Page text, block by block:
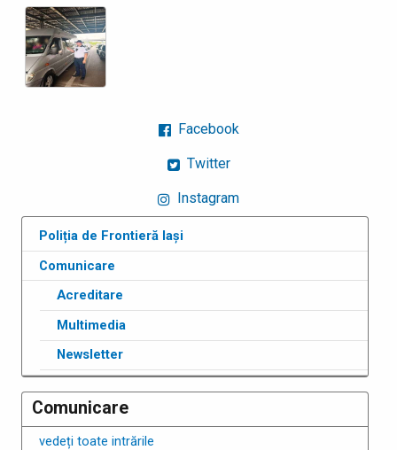
Facebook
Twitter
Instagram
Poliția de Frontieră Iași
Comunicare
Acreditare
Multimedia
Newsletter
Comunicare
vedeți toate intrările